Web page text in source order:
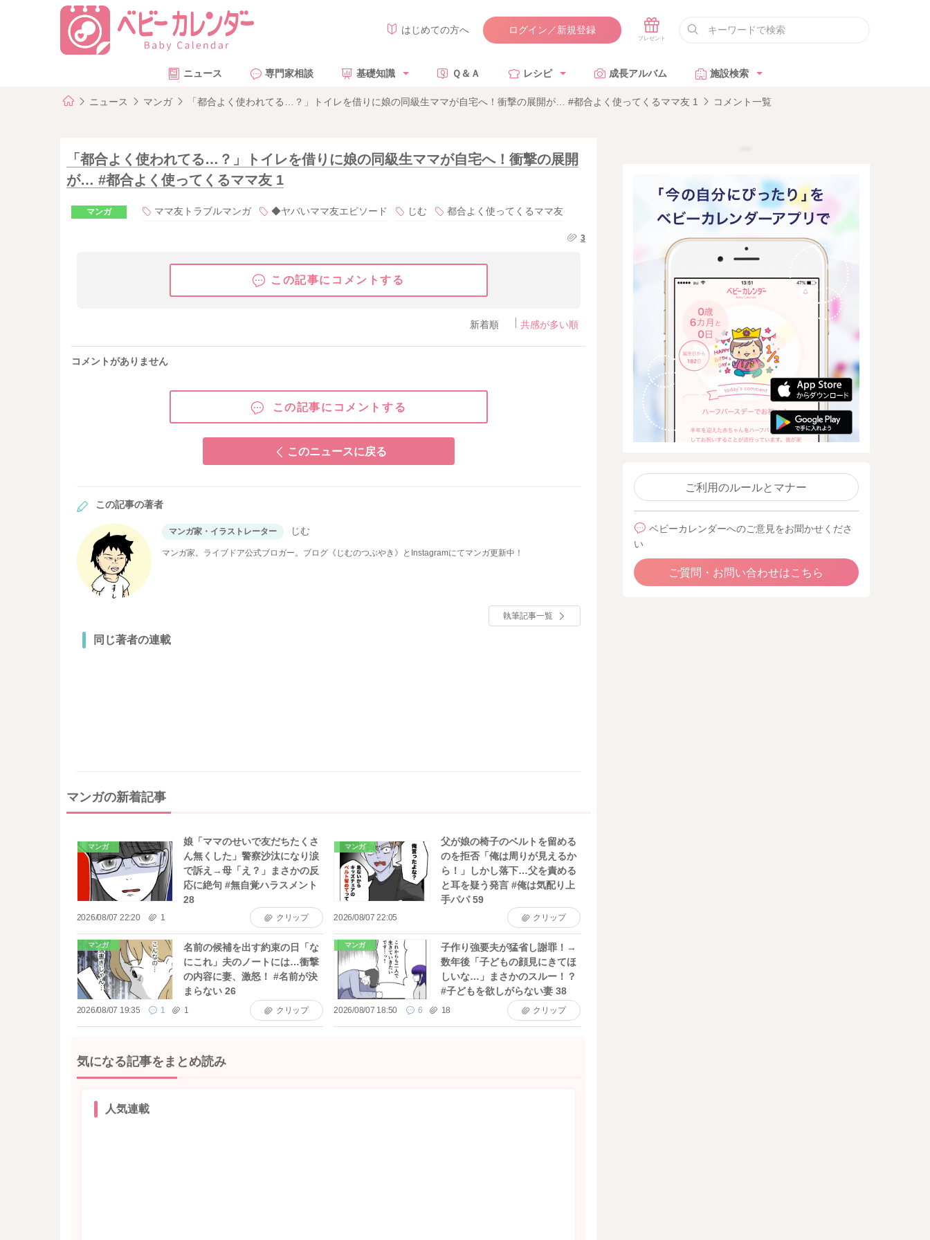
はじめての方へ ログイン／新規登録
ニュース 専門家相談 基礎知識 Ｑ＆Ａ レシピ 成長アルバム 施設検索
ニュース マンガ 「都合よく使われてる…？」トイレを借りに娘の同級生ママが自宅へ！衝撃の展開が… #都合よく使ってくるママ友 1 コメント一覧
「都合よく使われてる…？」トイレを借りに娘の同級生ママが自宅へ！衝撃の展開
が… #都合よく使ってくるママ友 1
マンガ ママ友トラブルマンガ ◆ヤバいママ友エピソード じむ 都合よく使ってくるママ友
3
この記事にコメントする
新着順 共感が多い順
コメントがありません
この記事にコメントする
このニュースに戻る
この記事の著者
マンガ家・イラストレーター じむ
マンガ家。ライブドア公式ブロガー。ブログ《じむのつぶやき》とInstagramにてマンガ更新中！
執筆記事一覧
同じ著者の連載
マンガの新着記事
マンガ
娘「ママのせいで友だちたくさ
ん無くした」警察沙汰になり涙
で訴え→母「え？」まさかの反
応に絶句 #無自覚ハラスメント
28
2026/08/07 22:20 1 クリップ
マンガ
父が娘の椅子のベルトを留める
のを拒否「俺は周りが見えるか
ら！」しかし落下…父を責める
と耳を疑う発言 #俺は気配り上
手パパ 59
2026/08/07 22:05 クリップ
マンガ
名前の候補を出す約束の日「な
にこれ」夫のノートには…衝撃
の内容に妻、激怒！ #名前が決
まらない 26
2026/08/07 19:35 1 1 クリップ
マンガ
子作り強要夫が猛省し謝罪！→
数年後「子どもの顔見にきてほ
しいな…」まさかのスルー！？
#子どもを欲しがらない妻 38
2026/08/07 18:50 6 18 クリップ
気になる記事をまとめ読み
人気連載
ご利用のルールとマナー
ベビーカレンダーへのご意見をお聞かせくださ
い
ご質問・お問い合わせはこちら